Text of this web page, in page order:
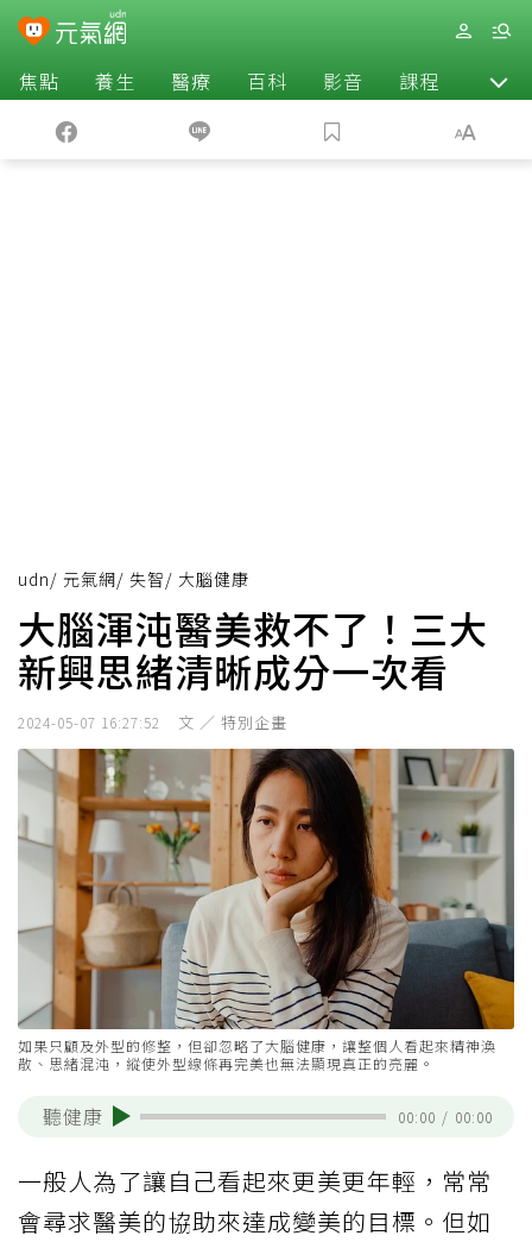
焦點 養生 醫療 百科 影音 課程 退休
udn/ 元氣網/ 失智/ 大腦健康
大腦渾沌醫美救不了！三大
新興思緒清晰成分一次看
2024-05-07 16:27:52 文 ／ 特別企畫
如果只顧及外型的修整，但卻忽略了大腦健康，讓整個人看起來精神渙
散、思緒混沌，縱使外型線條再完美也無法顯現真正的亮麗。
聽健康 00:00 / 00:00
一般人為了讓自己看起來更美更年輕，常常
會尋求醫美的協助來達成變美的目標。但如